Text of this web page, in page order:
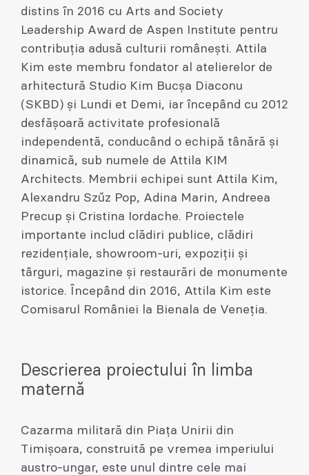
distins în 2016 cu Arts and Society
Leadership Award de Aspen Institute pentru
contribuția adusă culturii românești. Attila
Kim este membru fondator al atelierelor de
arhitectură Studio Kim Bucșa Diaconu
(SKBD) și Lundi et Demi, iar începând cu 2012
desfășoară activitate profesională
independentă, conducând o echipă tânără și
dinamică, sub numele de Attila KIM
Architects. Membrii echipei sunt Attila Kim,
Alexandru Szűz Pop, Adina Marin, Andreea
Precup și Cristina Iordache. Proiectele
importante includ clădiri publice, clădiri
rezidențiale, showroom-uri, expoziții și
târguri, magazine și restaurări de monumente
istorice. Începând din 2016, Attila Kim este
Comisarul României la Bienala de Veneția.
Descrierea proiectului în limba
maternă
Cazarma militară din Piața Unirii din
Timișoara, construită pe vremea imperiului
austro-ungar, este unul dintre cele mai